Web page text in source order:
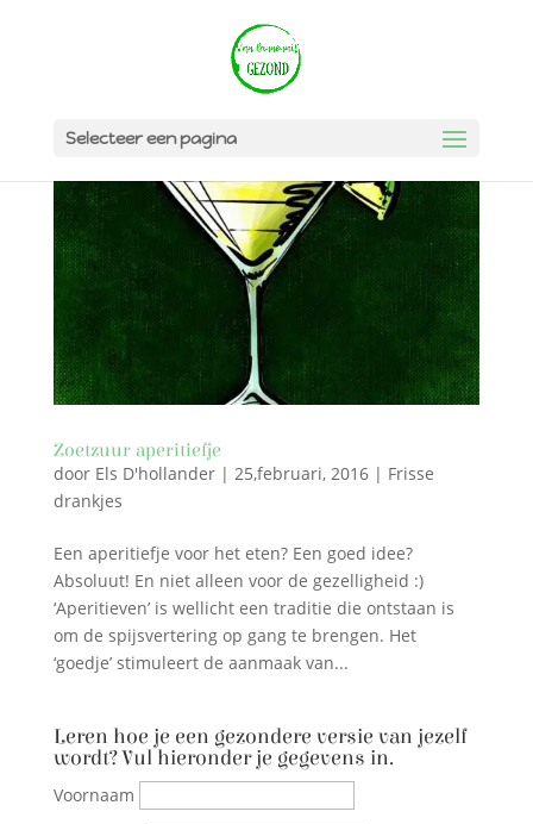
Selecteer een pagina
Zoetzuur aperitiefje
door Els D'hollander| 25,februari, 2016| Frisse
drankjes
Een aperitiefje voor het eten? Een goed idee?
Absoluut! En niet alleen voor de gezelligheid :)
‘Aperitieven’ is wellicht een traditie die ontstaan is
om de spijsvertering op gang te brengen. Het
‘goedje’ stimuleert de aanmaak van...
Leren hoe je een gezondere versie van jezelf
wordt? Vul hieronder je gegevens in.
Voornaam